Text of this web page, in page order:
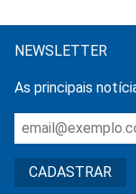
NEWSLETTER
As principais